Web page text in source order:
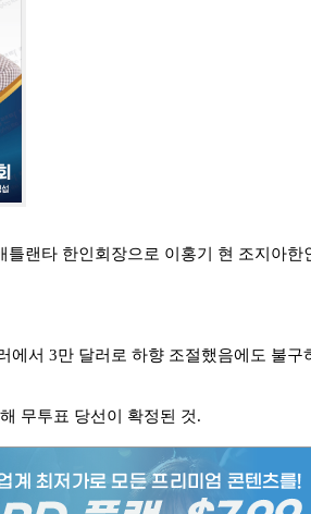
랜타 한인회장으로 이홍기 현 조지아한
에서 3만 달러로 하향 조절했음에도 불구
무투표 당선이 확정된 것.